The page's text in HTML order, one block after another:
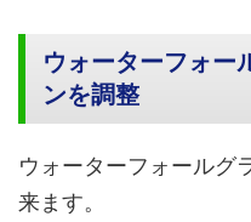
ウォーターフォー
ンを調整
ウォーターフォールグ
来ます。